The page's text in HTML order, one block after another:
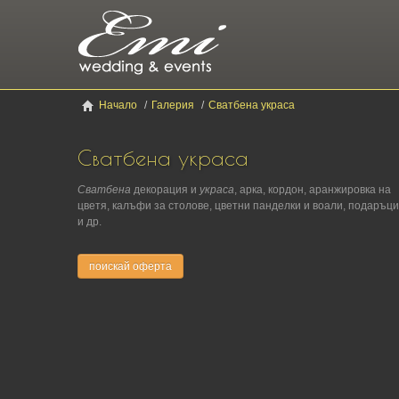
Начало / Галерия / Сватбена украса
Сватбена украса
Сватбена декорация и украса, арка, кордон, аранжировка на
цветя, калъфи за столове, цветни панделки и воали, подаръци
и др.
поискай оферта